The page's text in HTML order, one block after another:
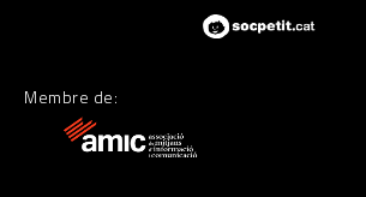
Membre de: